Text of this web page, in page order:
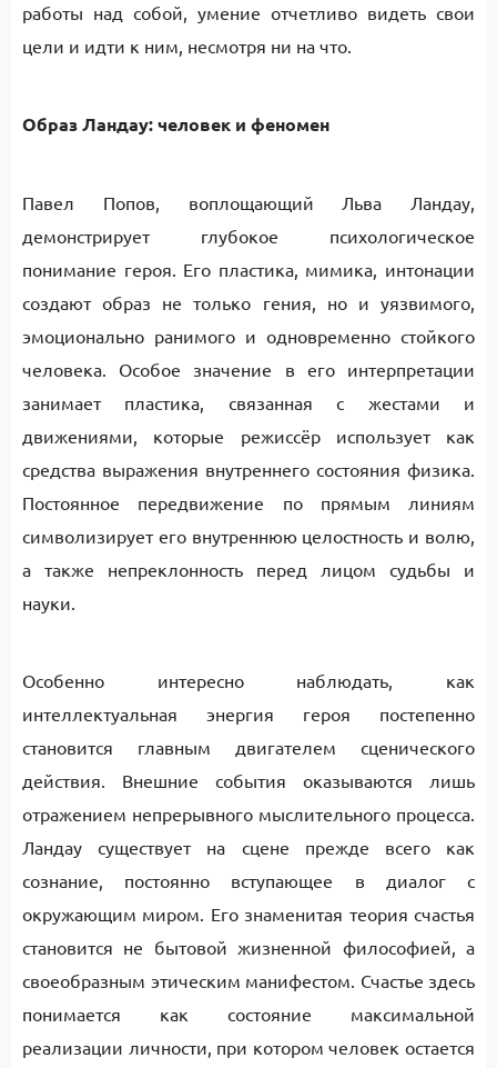
работы над собой, умение отчетливо видеть свои
цели и идти к ним, несмотря ни на что.
Образ Ландау: человек и феномен
Павел Попов, воплощающий Льва Ландау,
демонстрирует глубокое психологическое
понимание героя. Его пластика, мимика, интонации
создают образ не только гения, но и уязвимого,
эмоционально ранимого и одновременно стойкого
человека. Особое значение в его интерпретации
занимает пластика, связанная с жестами и
движениями, которые режиссёр использует как
средства выражения внутреннего состояния физика.
Постоянное передвижение по прямым линиям
символизирует его внутреннюю целостность и волю,
а также непреклонность перед лицом судьбы и
науки.
Особенно интересно наблюдать, как
интеллектуальная энергия героя постепенно
становится главным двигателем сценического
действия. Внешние события оказываются лишь
отражением непрерывного мыслительного процесса.
Ландау существует на сцене прежде всего как
сознание, постоянно вступающее в диалог с
окружающим миром. Его знаменитая теория счастья
становится не бытовой жизненной философией, а
своеобразным этическим манифестом. Счастье здесь
понимается как состояние максимальной
реализации личности, при котором человек остается